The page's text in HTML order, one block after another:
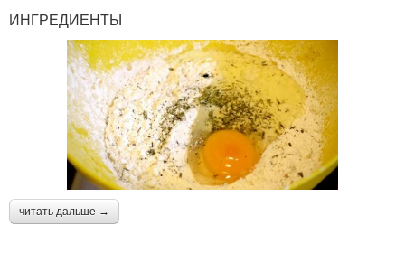
ИНГРЕДИЕНТЫ
читать дальше →